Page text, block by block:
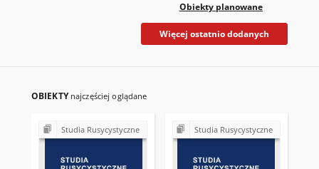
Obiekty planowane
Więcej ostatnio dodanych
OBIEKTY najczęściej oglądane
Studia Rusycystyczne Studia Rusycystyczne